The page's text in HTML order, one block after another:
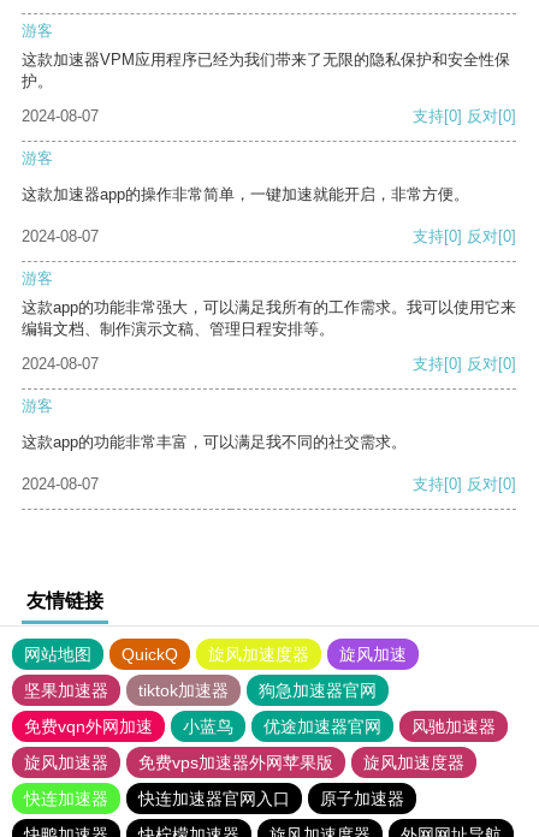
游客
这款加速器VPM应用程序已经为我们带来了无限的隐私保护和安全性保
护。
2024-08-07
支持[0] 反对[0]
游客
这款加速器app的操作非常简单，一键加速就能开启，非常方便。
2024-08-07 支持[0] 反对[0]
游客
这款app的功能非常强大，可以满足我所有的工作需求。我可以使用它来
编辑文档、制作演示文稿、管理日程安排等。
2024-08-07
支持[0] 反对[0]
游客
这款app的功能非常丰富，可以满足我不同的社交需求。
2024-08-07 支持[0] 反对[0]
友情链接
网站地图 QuickQ 旋风加速度器
旋风加速
坚果加速器
tiktok加速器
狗急加速器官网
免费vqn外网加速
小蓝鸟 优途加速器官网
风驰加速器
旋风加速器
免费vps加速器外网苹果版
旋风加速度器
快连加速器
快连加速器官网入口
原子加速器